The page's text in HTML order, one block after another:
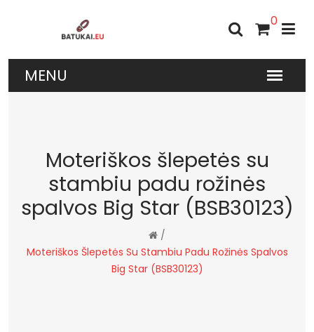
0
Moteriškos šlepetės su
stambiu padu rožinės
spalvos Big Star (BSB30123)
/
Moteriškos Šlepetės Su Stambiu Padu Rožinės Spalvos
Big Star (BSB30123)